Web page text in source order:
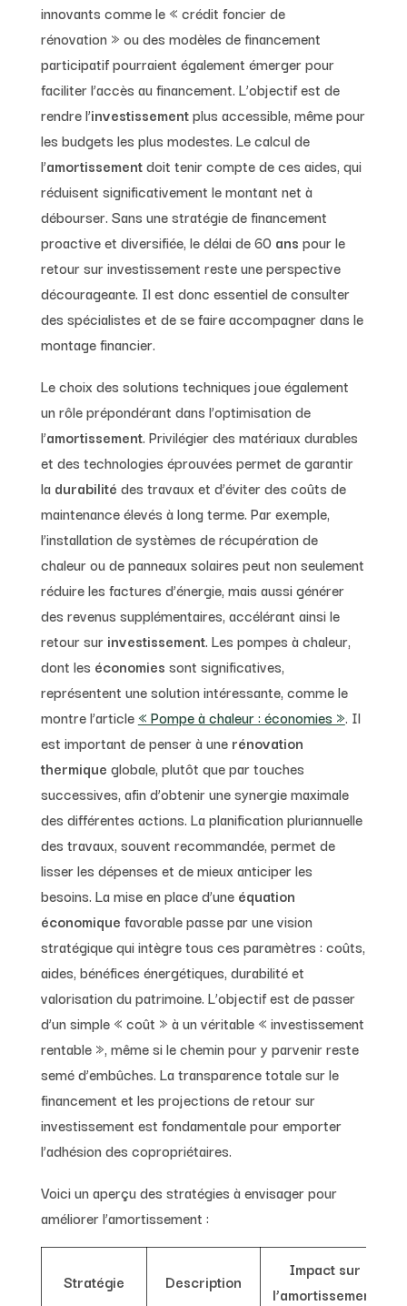
innovants comme le « crédit foncier de
rénovation » ou des modèles de financement
participatif pourraient également émerger pour
faciliter l’accès au financement. L’objectif est de
rendre l’investissementplus accessible, même pour
les budgets les plus modestes. Le calcul de
l’amortissementdoit tenir compte de ces aides, qui
réduisent significativement le montant net à
débourser. Sans une stratégie de financement
proactive et diversifiée, le délai de 60 ans pour le
retour sur investissement reste une perspective
décourageante. Il est donc essentiel de consulter
des spécialistes et de se faire accompagner dans le
montage financier.
Le choix des solutions techniques joue également
un rôle prépondérant dans l’optimisation de
l’amortissement. Privilégier des matériaux durables
et des technologies éprouvées permet de garantir
la durabilité des travaux et d’éviter des coûts de
maintenance élevés à long terme. Par exemple,
l’installation de systèmes de récupération de
chaleur ou de panneaux solaires peut non seulement
réduire les factures d’énergie, mais aussi générer
des revenus supplémentaires, accélérant ainsi le
retour surinvestissement. Les pompes à chaleur,
dont les économies sont significatives,
représentent une solution intéressante, comme le
montre l’article « Pompe à chaleur : économies ». Il
est important de penser à unerénovation
thermique globale, plutôt que par touches
successives, afin d’obtenir une synergie maximale
des différentes actions. La planification pluriannuelle
des travaux, souvent recommandée, permet de
lisser les dépenses et de mieux anticiper les
besoins. La mise en place d’uneéquation
économique favorable passe par une vision
stratégique qui intègre tous ces paramètres : coûts,
aides, bénéfices énergétiques, durabilité et
valorisation du patrimoine. L’objectif est de passer
d’un simple « coût » à un véritable « investissement
rentable », même si le chemin pour y parvenir reste
semé d’embûches. La transparence totale sur le
financement et les projections de retour sur
investissement est fondamentale pour emporter
l’adhésion des copropriétaires.
Voici un aperçu des stratégies à envisager pour
améliorer l’amortissement :
Stratégie Description
Impact sur
l’amortissement